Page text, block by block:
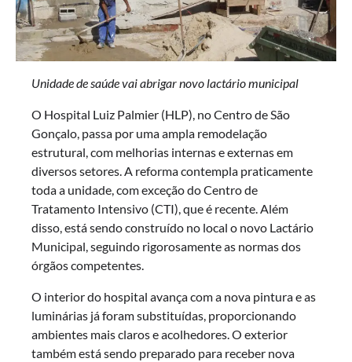
Unidade de saúde vai abrigar novo lactário municipal
O Hospital Luiz Palmier (HLP), no Centro de São
Gonçalo, passa por uma ampla remodelação
estrutural, com melhorias internas e externas em
diversos setores. A reforma contempla praticamente
toda a unidade, com exceção do Centro de
Tratamento Intensivo (CTI), que é recente. Além
disso, está sendo construído no local o novo Lactário
Municipal, seguindo rigorosamente as normas dos
órgãos competentes.
O interior do hospital avança com a nova pintura e as
luminárias já foram substituídas, proporcionando
ambientes mais claros e acolhedores. O exterior
também está sendo preparado para receber nova